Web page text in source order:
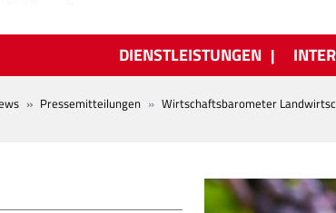
DIENSTLEISTUNGEN
Pressemitteilungen Wirtschaftsbarometer